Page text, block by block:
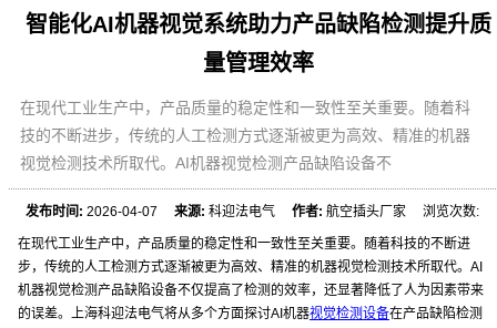
智能化AI机器视觉系统助力产品缺陷检测提升质
量管理效率
在现代工业生产中，产品质量的稳定性和一致性至关重要。随着科
技的不断进步，传统的人工检测方式逐渐被更为高效、精准的机器
视觉检测技术所取代。AI机器视觉检测产品缺陷设备不
发布时间: 2026-04-07来源: 科迎法电气作者: 航空插头厂家 浏览次数:
在现代工业生产中，产品质量的稳定性和一致性至关重要。随着科技的不断进
步，传统的人工检测方式逐渐被更为高效、精准的机器视觉检测技术所取代。AI
机器视觉检测产品缺陷设备不仅提高了检测的效率，还显著降低了人为因素带来
的误差。上海科迎法电气将从多个方面探讨AI机器视觉检测设备在产品缺陷检测